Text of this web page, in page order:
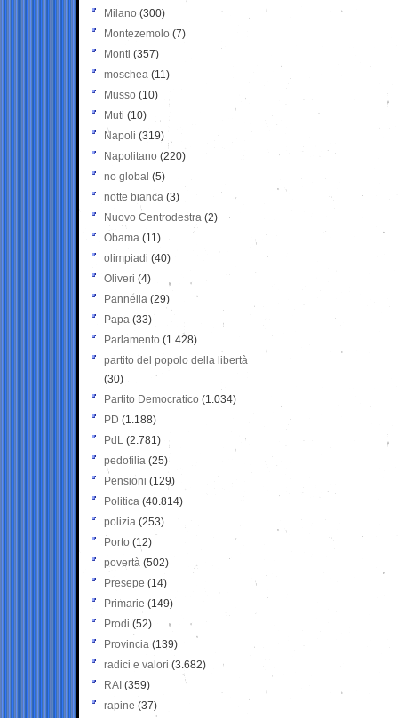
Milano (300)
Montezemolo (7)
Monti (357)
moschea (11)
Musso (10)
Muti (10)
Napoli (319)
Napolitano (220)
no global (5)
notte bianca (3)
Nuovo Centrodestra (2)
Obama (11)
olimpiadi (40)
Oliveri (4)
Pannella (29)
Papa (33)
Parlamento (1.428)
partito del popolo della libertà
(30)
Partito Democratico (1.034)
PD (1.188)
PdL (2.781)
pedofilia (25)
Pensioni (129)
Politica (40.814)
polizia (253)
Porto (12)
povertà (502)
Presepe (14)
Primarie (149)
Prodi (52)
Provincia (139)
radici e valori (3.682)
RAI (359)
rapine (37)